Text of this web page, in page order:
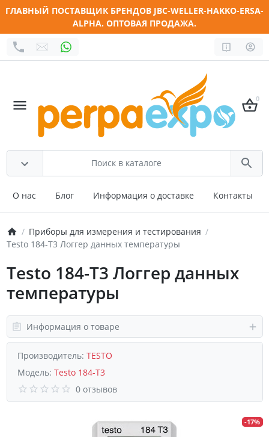
ГЛАВНЫЙ ПОСТАВЩИК БРЕНДОВ JBC-WELLER-HAKKO-ERSA-
ALPHA. ОПТОВАЯ ПРОДАЖА.
0
О нас Блог Информация о доставке Контакты
Приборы для измерения и тестирования
Testo 184-T3 Логгер данных температуры
Testo 184-T3 Логгер данных
температуры
Информация о товаре
Производитель: TESTO
Модель: Testo 184-T3
0 отзывов
-17%